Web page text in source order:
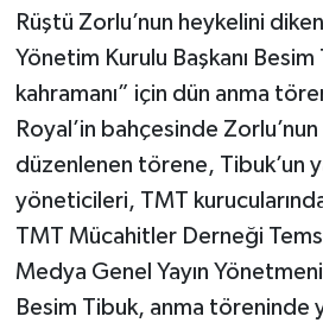
Rüştü Zorlu’nun heykelini
Yönetim Kurulu Başkanı
kahramanı” için dün anma
Royal’in bahçesinde
düzenlenen törene, Tibuk’un
yöneticileri, TMT
TMT Mücahitler Derneği
Medya Genel Yayın
Besim Tibuk, anma töreninde